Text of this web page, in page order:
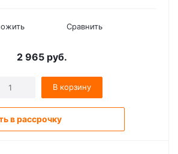
Сравнить
2 965руб.
В корзину
в рассрочку